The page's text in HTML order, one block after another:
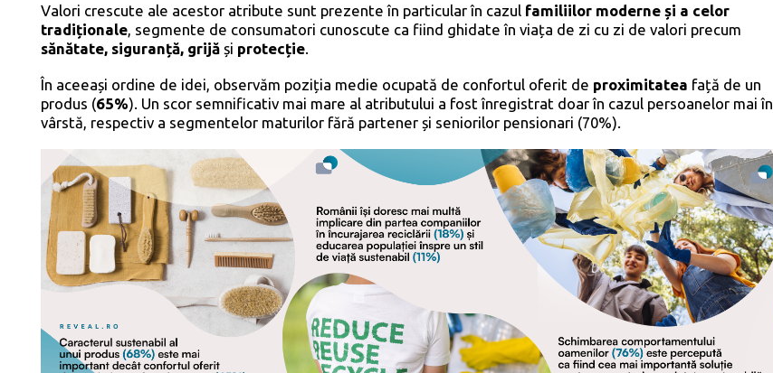
Valori crescute ale acestor atribute sunt prezente în particular în cazul familiilor moderne și a celor
tradiționale, segmente de consumatori cunoscute ca fiind ghidate în viața de zi cu zi de valori precum
sănătate, siguranță, grijăși protecție.
În aceeași ordine de idei, observăm poziția medie ocupată de confortul oferit de proximitatea față de un
produs (65%). Un scor semnificativ mai mare al atributului a fost înregistrat doar în cazul persoanelor mai în
vârstă, respectiv a segmentelor maturilor fără partener și seniorilor pensionari (70%).